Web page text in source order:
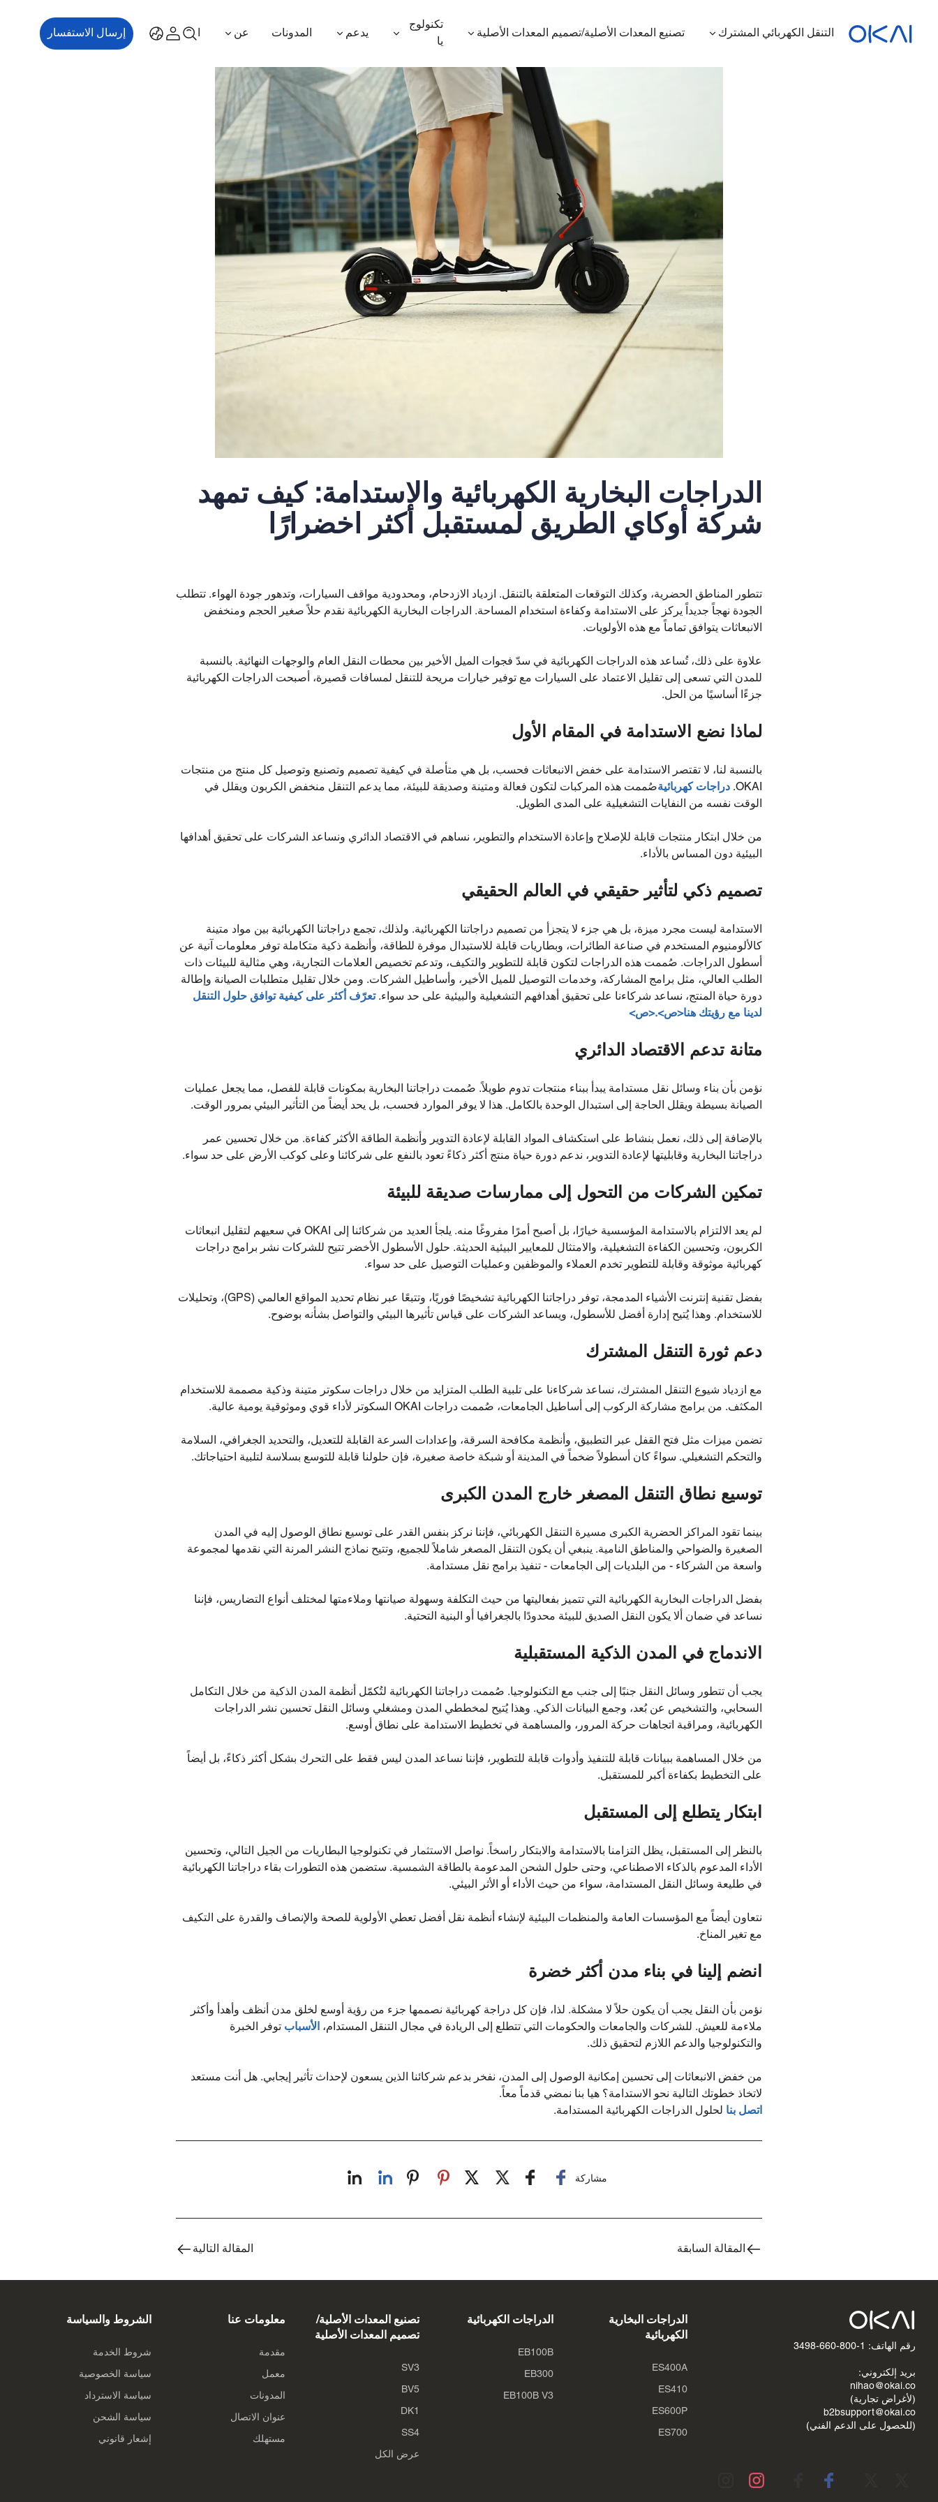
التنقل الكهربائي المشترك تصنيع المعدات الأصلية/تصميم المعدات الأصلية
تكنولوج
يا
يدعم المدونات عن اتصل بنا
ES400A
ES400AV2
ES410
ES600P
إرسال الاستفسار
الدراجات البخارية الكهربائية والاستدامة: كيف تمهد
شركة أوكاي الطريق لمستقبل أكثر اخضرارًا
تتطور المناطق الحضرية، وكذلك التوقعات المتعلقة بالتنقل. ازدياد الازدحام، ومحدودية مواقف السيارات، وتدهور جودة الهواء. تتطلب
الجودة نهجاً جديداً يركز على الاستدامة وكفاءة استخدام المساحة. الدراجات البخارية الكهربائية نقدم حلاً صغير الحجم ومنخفض
الانبعاثات يتوافق تماماً مع هذه الأولويات.
علاوة على ذلك، تُساعد هذه الدراجات الكهربائية في سدّ فجوات الميل الأخير بين محطات النقل العام والوجهات النهائية. بالنسبة
للمدن التي تسعى إلى تقليل الاعتماد على السيارات مع توفير خيارات مريحة للتنقل لمسافات قصيرة، أصبحت الدراجات الكهربائية
جزءًا أساسيًا من الحل.
لماذا نضع الاستدامة في المقام الأول
بالنسبة لنا، لا تقتصر الاستدامة على خفض الانبعاثات فحسب، بل هي متأصلة في كيفية تصميم وتصنيع وتوصيل كل منتج من منتجات
OKAI. دراجات كهربائيةصُممت هذه المركبات لتكون فعالة ومتينة وصديقة للبيئة، مما يدعم التنقل منخفض الكربون ويقلل في
الوقت نفسه من النفايات التشغيلية على المدى الطويل.
من خلال ابتكار منتجات قابلة للإصلاح وإعادة الاستخدام والتطوير، نساهم في الاقتصاد الدائري ونساعد الشركات على تحقيق أهدافها
البيئية دون المساس بالأداء.
تصميم ذكي لتأثير حقيقي في العالم الحقيقي
الاستدامة ليست مجرد ميزة، بل هي جزء لا يتجزأ من تصميم دراجاتنا الكهربائية. ولذلك، تجمع دراجاتنا الكهربائية بين مواد متينة
كالألومنيوم المستخدم في صناعة الطائرات، وبطاريات قابلة للاستبدال موفرة للطاقة، وأنظمة ذكية متكاملة توفر معلومات آنية عن
أسطول الدراجات. صُممت هذه الدراجات لتكون قابلة للتطوير والتكيف، وتدعم تخصيص العلامات التجارية، وهي مثالية للبيئات ذات
الطلب العالي، مثل برامج المشاركة، وخدمات التوصيل للميل الأخير، وأساطيل الشركات. ومن خلال تقليل متطلبات الصيانة وإطالة
دورة حياة المنتج، نساعد شركاءنا على تحقيق أهدافهم التشغيلية والبيئية على حد سواء.تعرّف أكثر على كيفية توافق حلول التنقل
لدينا مع رؤيتك هنا<ص>.<ص>
متانة تدعم الاقتصاد الدائري
نؤمن بأن بناء وسائل نقل مستدامة يبدأ ببناء منتجات تدوم طويلاً. صُممت دراجاتنا البخارية بمكونات قابلة للفصل، مما يجعل عمليات
الصيانة بسيطة ويقلل الحاجة إلى استبدال الوحدة بالكامل. هذا لا يوفر الموارد فحسب، بل يحد أيضاً من التأثير البيئي بمرور الوقت.
بالإضافة إلى ذلك، نعمل بنشاط على استكشاف المواد القابلة لإعادة التدوير وأنظمة الطاقة الأكثر كفاءة. من خلال تحسين عمر
دراجاتنا البخارية وقابليتها لإعادة التدوير، ندعم دورة حياة منتج أكثر ذكاءً تعود بالنفع على شركائنا وعلى كوكب الأرض على حد سواء.
تمكين الشركات من التحول إلى ممارسات صديقة للبيئة
لم يعد الالتزام بالاستدامة المؤسسية خيارًا، بل أصبح أمرًا مفروغًا منه. يلجأ العديد من شركائنا إلى OKAI في سعيهم لتقليل انبعاثات
الكربون، وتحسين الكفاءة التشغيلية، والامتثال للمعايير البيئية الحديثة. حلول الأسطول الأخضر تتيح للشركات نشر برامج دراجات
كهربائية موثوقة وقابلة للتطوير تخدم العملاء والموظفين وعمليات التوصيل على حد سواء.
بفضل تقنية إنترنت الأشياء المدمجة، توفر دراجاتنا الكهربائية تشخيصًا فوريًا، وتتبعًا عبر نظام تحديد المواقع العالمي (GPS)، وتحليلات
للاستخدام. وهذا يُتيح إدارة أفضل للأسطول، ويساعد الشركات على قياس تأثيرها البيئي والتواصل بشأنه بوضوح.
دعم ثورة التنقل المشترك
مع ازدياد شيوع التنقل المشترك، نساعد شركاءنا على تلبية الطلب المتزايد من خلال دراجات سكوتر متينة وذكية مصممة للاستخدام
المكثف. من برامج مشاركة الركوب إلى أساطيل الجامعات، صُممت دراجات OKAI السكوتر لأداء قوي وموثوقية يومية عالية.
تضمن ميزات مثل فتح القفل عبر التطبيق، وأنظمة مكافحة السرقة، وإعدادات السرعة القابلة للتعديل، والتحديد الجغرافي، السلامة
والتحكم التشغيلي. سواءً كان أسطولاً ضخماً في المدينة أو شبكة خاصة صغيرة، فإن حلولنا قابلة للتوسع بسلاسة لتلبية احتياجاتك.
توسيع نطاق التنقل المصغر خارج المدن الكبرى
بينما تقود المراكز الحضرية الكبرى مسيرة التنقل الكهربائي، فإننا نركز بنفس القدر على توسيع نطاق الوصول إليه في المدن
الصغيرة والضواحي والمناطق النامية. ينبغي أن يكون التنقل المصغر شاملاً للجميع، وتتيح نماذج النشر المرنة التي نقدمها لمجموعة
واسعة من الشركاء - من البلديات إلى الجامعات - تنفيذ برامج نقل مستدامة.
بفضل الدراجات البخارية الكهربائية التي تتميز بفعاليتها من حيث التكلفة وسهولة صيانتها وملاءمتها لمختلف أنواع التضاريس، فإننا
نساعد في ضمان ألا يكون النقل الصديق للبيئة محدودًا بالجغرافيا أو البنية التحتية.
الاندماج في المدن الذكية المستقبلية
يجب أن تتطور وسائل النقل جنبًا إلى جنب مع التكنولوجيا. صُممت دراجاتنا الكهربائية لتُكمّل أنظمة المدن الذكية من خلال التكامل
السحابي، والتشخيص عن بُعد، وجمع البيانات الذكي. وهذا يُتيح لمخططي المدن ومشغلي وسائل النقل تحسين نشر الدراجات
الكهربائية، ومراقبة اتجاهات حركة المرور، والمساهمة في تخطيط الاستدامة على نطاق أوسع.
من خلال المساهمة ببيانات قابلة للتنفيذ وأدوات قابلة للتطوير، فإننا نساعد المدن ليس فقط على التحرك بشكل أكثر ذكاءً، بل أيضاً
على التخطيط بكفاءة أكبر للمستقبل.
ابتكار يتطلع إلى المستقبل
بالنظر إلى المستقبل، يظل التزامنا بالاستدامة والابتكار راسخاً. نواصل الاستثمار في تكنولوجيا البطاريات من الجيل التالي، وتحسين
الأداء المدعوم بالذكاء الاصطناعي، وحتى حلول الشحن المدعومة بالطاقة الشمسية. ستضمن هذه التطورات بقاء دراجاتنا الكهربائية
في طليعة وسائل النقل المستدامة، سواء من حيث الأداء أو الأثر البيئي.
نتعاون أيضاً مع المؤسسات العامة والمنظمات البيئية لإنشاء أنظمة نقل أفضل تعطي الأولوية للصحة والإنصاف والقدرة على التكيف
مع تغير المناخ.
انضم إلينا في بناء مدن أكثر خضرة
نؤمن بأن النقل يجب أن يكون حلاً لا مشكلة. لذا، فإن كل دراجة كهربائية نصممها جزء من رؤية أوسع لخلق مدن أنظف وأهدأ وأكثر
ملاءمة للعيش. للشركات والجامعات والحكومات التي تتطلع إلى الريادة في مجال التنقل المستدام،
الأسباب توفر الخبرة
والتكنولوجيا والدعم اللازم لتحقيق ذلك.
من خفض الانبعاثات إلى تحسين إمكانية الوصول إلى المدن، نفخر بدعم شركائنا الذين يسعون لإحداث تأثير إيجابي. هل أنت مستعد
لاتخاذ خطوتك التالية نحو الاستدامة؟ هيا بنا نمضي قدماً معاً.
اتصل بنا لحلول الدراجات الكهربائية المستدامة.
مشاركة
المقالة السابقة المقالة التالية
رقم الهاتف: 1-800-660-3498
بريد إلكتروني:
nihao@okai.co
(لأغراض تجارية)
b2bsupport@okai.co
(للحصول على الدعم الفني)
الدراجات البخارية
الكهربائية
ES400A
ES410
ES600P
ES700
الدراجات الكهربائية
EB100B
EB300
EB100B V3
تصنيع المعدات الأصلية/
تصميم المعدات الأصلية
SV3
BV5
DK1
SS4
عرض الكل
معلومات عنا
مقدمة
معمل
المدونات
عنوان الاتصال
مستهلك
الشروط والسياسة
شروط الخدمة
سياسة الخصوصية
سياسة الاسترداد
سياسة الشحن
إشعار قانوني